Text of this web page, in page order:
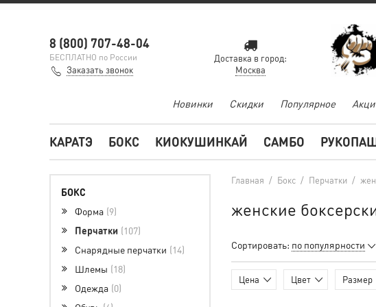
8 (800) 707-48-04
БЕСПЛАТНО по России
Заказать звонок
Доставка в город:
Москва
Новинки Скидки Популярное
КАРАТЭ БОКС КИОКУШИНКАЙ САМБО
Главная / Бокс / Перчатки /
женские
Сортировать: по популярности
Цена Цвет Размер
БОКС
Форма 9
Перчатки 107
Снарядные перчатки 14
Шлемы 18
Одежда 0